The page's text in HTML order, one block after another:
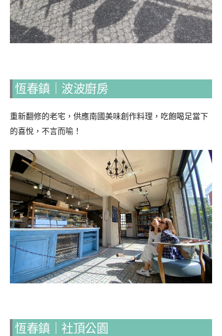
恆春鎮｜波波廚房
重新翻修的老宅，供應南國美味創作料理，吃飽喝足當下
的喜悅，不言而喻！
恆春鎮｜社頂公園